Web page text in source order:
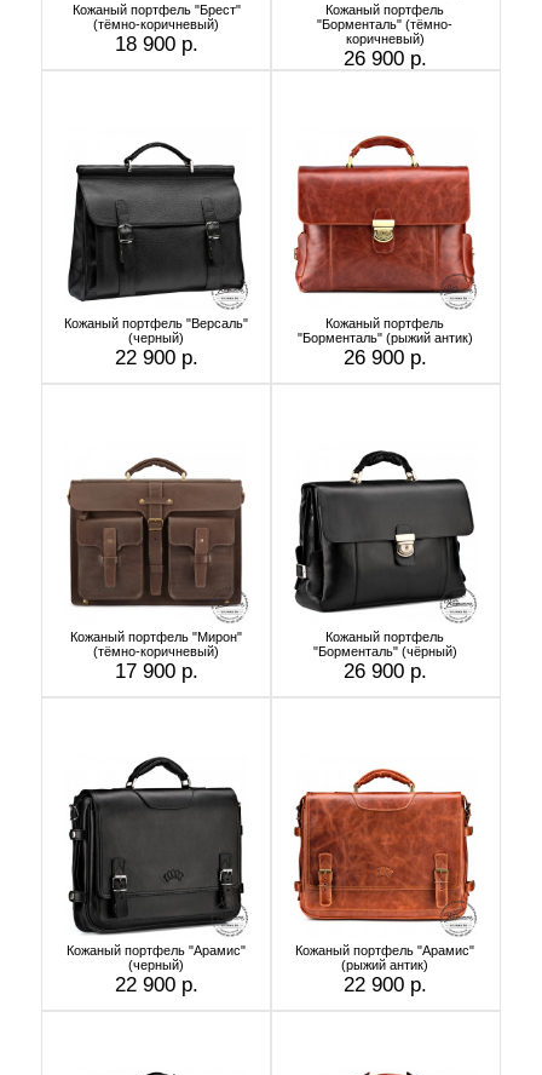
Кожаный портфель "Брест"
(тёмно-коричневый)
18 900 р.
Кожаный портфель
"Борменталь" (тёмно-
коричневый)
26 900 р.
Кожаный портфель "Версаль"
(черный)
22 900 р.
Кожаный портфель
"Борменталь" (рыжий антик)
26 900 р.
Кожаный портфель "Мирон"
(тёмно-коричневый)
17 900 р.
Кожаный портфель
"Борменталь" (чёрный)
26 900 р.
Кожаный портфель "Арамис"
(черный)
22 900 р.
Кожаный портфель "Арамис"
(рыжий антик)
22 900 р.